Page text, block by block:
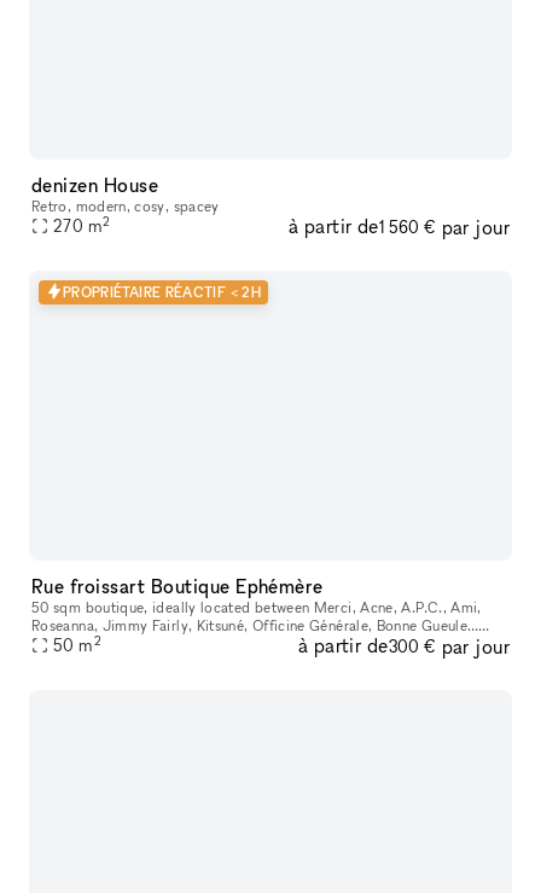
denizen House
Retro, modern, cosy, spacey
270 m2 à partir de1 560 € par jour
PROPRIÉTAIRE RÉACTIF < 2H
Rue froissart Boutique Ephémère
50 sqm boutique, ideally located between Merci, Acne, A.P.C., Ami,
Roseanna, Jimmy Fairly, Kitsuné, Officine Générale, Bonne Gueule…
Features a beautiful workshop-style display window and a large, w
50 m2 à partir de300 € par jour